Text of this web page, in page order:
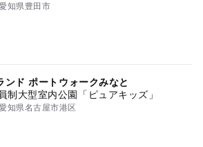
知県豊田市
ンド ポートウォークみなと
制大型室内公園「ピュアキッズ」
知県名古屋市港区